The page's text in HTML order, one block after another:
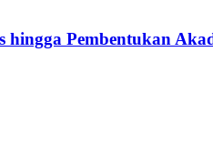
hingga Pembentukan